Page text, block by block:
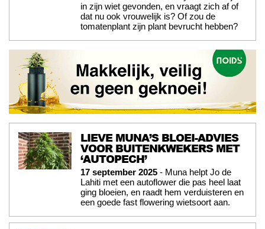
in zijn wiet gevonden, en vraagt zich af of
dat nu ook vrouwelijk is? Of zou de
tomatenplant zijn plant bevrucht hebben?
LIEVE MUNA’S BLOEI-ADVIES
VOOR BUITENKWEKERS MET
‘AUTOPECH’
17 september 2025 - Muna helpt Jo de
Lahiti met een autoflower die pas heel laat
ging bloeien, en raadt hem verduisteren en
een goede fast flowering wietsoort aan.